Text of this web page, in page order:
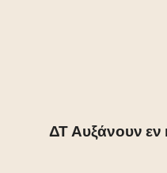
ΔΤ Αυξάνουν εν